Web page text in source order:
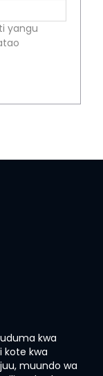
yangu
kwa
kote kwa
muundo wa